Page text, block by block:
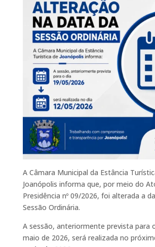
b
o
o
k
r A
p
p
A Câmara Municipal da Estância
Joanópolis informa que, por meio do
Presidência nº 09/2026, foi alterada a
Sessão Ordinária.
A sessão, anteriormente prevista para
maio de 2026, será realizada no